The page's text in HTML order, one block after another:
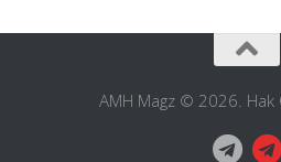
AMH Magz © 2026. Hak